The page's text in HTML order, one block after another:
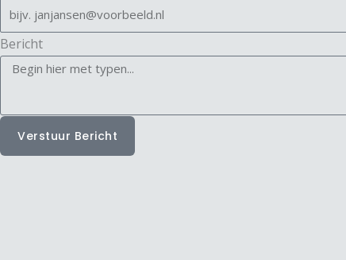
Bericht
Verstuur Bericht